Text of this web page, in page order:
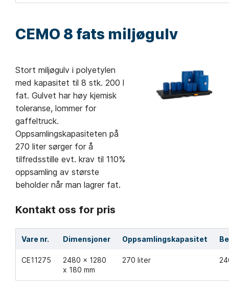
CEMO 8 fats miljøgulv
Stort miljøgulv i polyetylen
med kapasitet til 8 stk. 200 l
fat. Gulvet har høy kjemisk
toleranse, lommer for
gaffeltruck.
Oppsamlingskapasiteten på
270 liter sørger for å
tilfredsstille evt. krav til 110%
oppsamling av største
beholder når man lagrer fat.
Kontakt oss for pris
Vare nr. Dimensjoner Oppsamlingskapasitet
CE11275
2480 x 1280
x 180 mm
270 liter